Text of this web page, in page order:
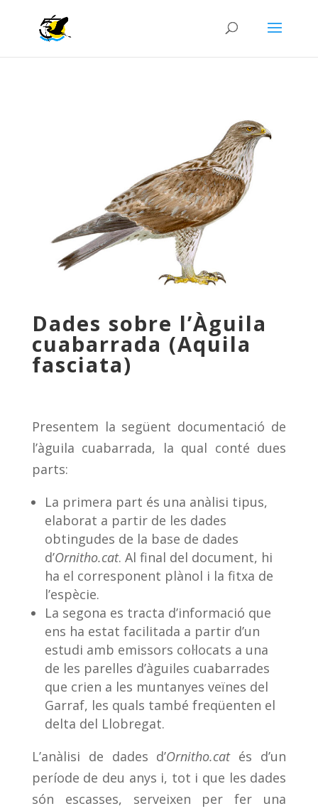
Dades sobre l’Àguila
cuabarrada (Aquila
fasciata)
Presentem la següent documentació de
l’àguila cuabarrada, la qual conté dues
parts:
La primera part és una anàlisi tipus,
elaborat a partir de les dades
obtingudes de la base de dades
d’Ornitho.cat. Al final del document, hi
ha el corresponent plànol i la fitxa de
l’espècie.
La segona es tracta d’informació que
ens ha estat facilitada a partir d’un
estudi amb emissors col·locats a una
de les parelles d’àguiles cuabarrades
que crien a les muntanyes veïnes del
Garraf, les quals també freqüenten el
delta del Llobregat.
L’anàlisi de dades d’Ornitho.cat és d’un
període de deu anys i, tot i que les dades
són escasses, serveixen per fer una